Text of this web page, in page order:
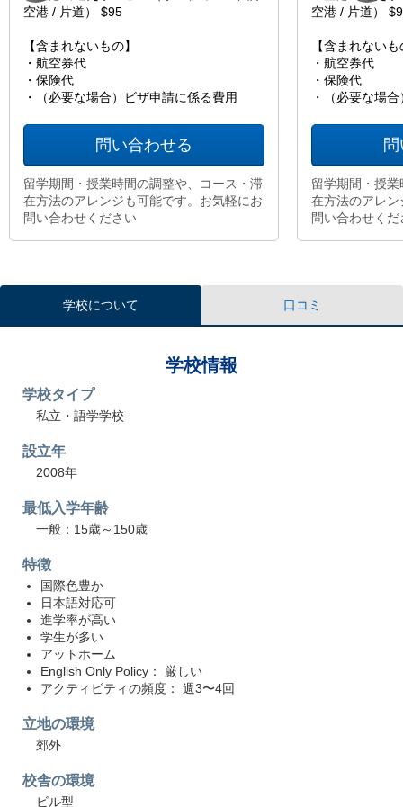
空港 / 片道） $95
【含まれないもの】
・航空券代
・保険代
・（必要な場合）ビザ申請に係る費用
問い合わせる
留学期間・授業時間の調整や、コース・滞
在方法のアレンジも可能です。お気軽にお
問い合わせください
空港 / 片道）
【含まれない
・航空券代
・保険代
・（必要な場
留学期間・授
在方法のアレ
問い合わせくだ
学校について 口コミ
学校情報
学校タイプ
私立・語学学校
設立年
2008年
最低入学年齢
一般：15歳～150歳
特徴
国際色豊か
日本語対応可
進学率が高い
学生が多い
アットホーム
English Only Policy： 厳しい
アクティビティの頻度： 週3〜4回
立地の環境
郊外
校舎の環境
ビル型